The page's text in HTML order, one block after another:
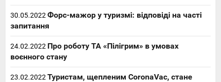
30.05.2022 Форс-мажор у туризмі: відповіді на часті
запитання
24.02.2022 Про роботу ТА «Пілігрим» в умовах
воєнного стану
23.02.2022 Туристам, щепленим CoronaVac, стане